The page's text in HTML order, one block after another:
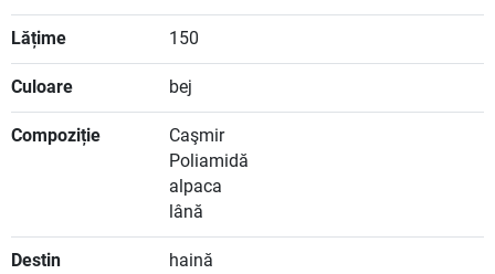
Lățime 150
Culoare bej
Compoziție
Caşmir
Poliamidă
alpaca
lână
Destin
haină